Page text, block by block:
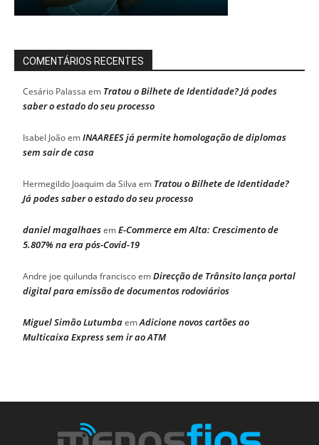
COMENTÁRIOS RECENTES
Cesário Palassa em Tratou o Bilhete de Identidade? Já podes
saber o estado do seu processo
Isabel JoãoemINAAREES já permite homologação de diplomas
sem sair de casa
Hermegildo Joaquim da Silva em Tratou o Bilhete de Identidade?
Já podes saber o estado do seu processo
daniel magalhaesemE-Commerce em Alta: Crescimento de
5.807% na era pós-Covid-19
Andre joe quilunda franciscoemDirecção de Trânsito lança portal
digital para emissão de documentos rodoviários
Miguel Simão LutumbaemAdicione novos cartões ao
Multicaixa Express sem ir ao ATM